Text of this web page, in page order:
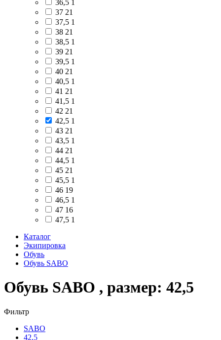
36,5 1
37 21
37,5 1
38 21
38,5 1
39 21
39,5 1
40 21
40,5 1
41 21
41,5 1
42 21
42,5 1
43 21
43,5 1
44 21
44,5 1
45 21
45,5 1
46 19
46,5 1
47 16
47,5 1
Каталог
Экипировка
Обувь
Обувь SABO
Обувь SABO , размер: 42,5
Фильтр
SABO
42,5